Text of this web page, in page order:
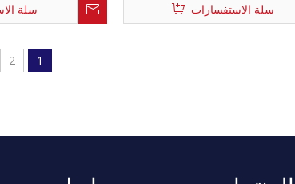
سلة الاستفسارات
سلة
1
2